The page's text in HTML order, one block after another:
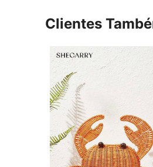
Clientes